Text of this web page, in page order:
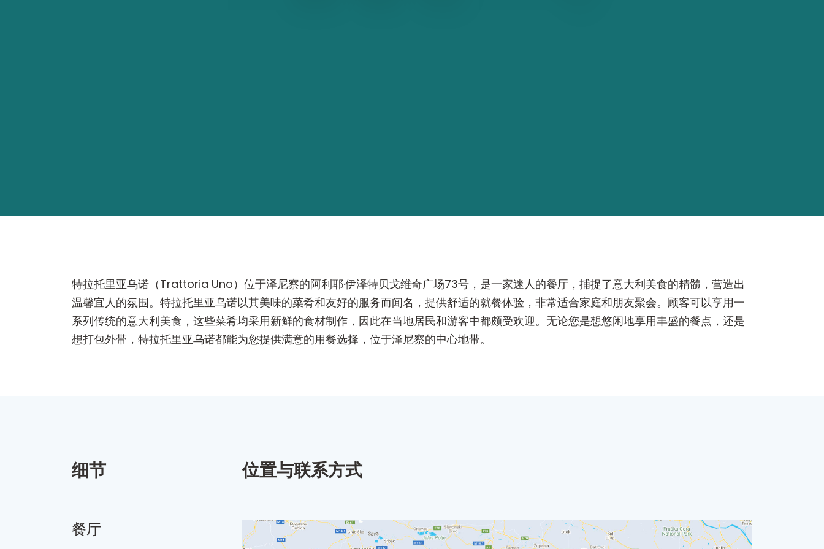
特拉托里亚乌诺（Trattoria Uno）位于泽尼察的阿利耶·伊泽特贝戈维奇广场73号，是一家迷人的餐厅，捕捉了意大利美食的精髓，营造出
温馨宜人的氛围。特拉托里亚乌诺以其美味的菜肴和友好的服务而闻名，提供舒适的就餐体验，非常适合家庭和朋友聚会。顾客可以享用一
系列传统的意大利美食，这些菜肴均采用新鲜的食材制作，因此在当地居民和游客中都颇受欢迎。无论您是想悠闲地享用丰盛的餐点，还是
想打包外带，特拉托里亚乌诺都能为您提供满意的用餐选择，位于泽尼察的中心地带。
细节
餐厅
位置与联系方式